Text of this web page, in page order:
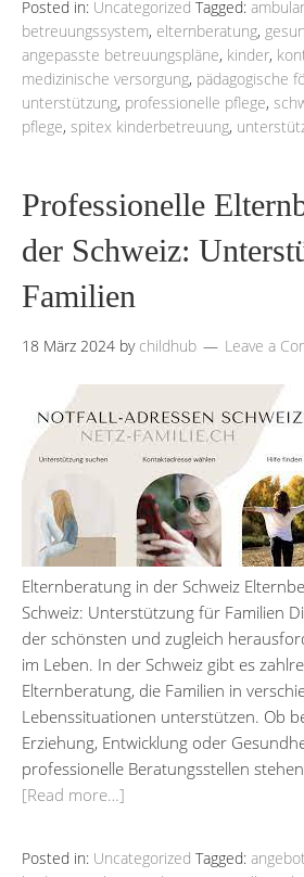
Posted in: Uncategorized Tagged:
betreuungssystem, elternberatung,
angepasste betreuungspläne, kinder,
medizinische versorgung, pädagogische
unterstützung, professionelle pflege,
pflege, spitex kinderbetreuung,
Professionelle
der Schweiz:
Familien
18 März 2024 by childhub Leave a
Elternberatung in der Schweiz
Schweiz: Unterstützung für Familien
der schönsten und zugleich
im Leben. In der Schweiz gibt es
Elternberatung, die Familien in
Lebenssituationen unterstützen. Ob
Erziehung, Entwicklung oder
professionelle Beratungsstellen
[Read more…]
Posted in: Uncategorized Tagged: